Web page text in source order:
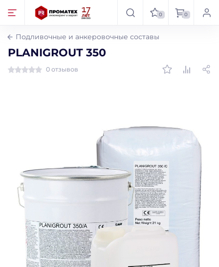
0 0
Подливочные и анкеровочные составы
PLANIGROUT 350
0 отзывов